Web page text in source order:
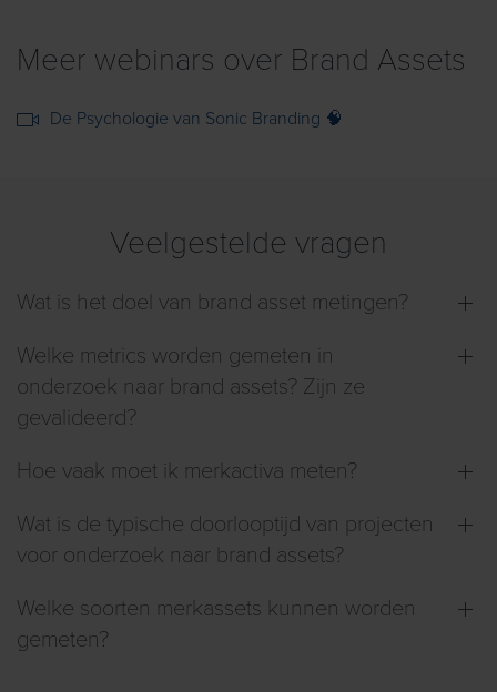
Meer webinars over Brand Assets
De Psychologie van Sonic Branding 🧠
Veelgestelde vragen
Wat is het doel van brand asset metingen?
Welke metrics worden gemeten in
onderzoek naar brand assets? Zijn ze
gevalideerd?
Hoe vaak moet ik merkactiva meten?
Wat is de typische doorlooptijd van projecten
voor onderzoek naar brand assets?
Welke soorten merkassets kunnen worden
gemeten?